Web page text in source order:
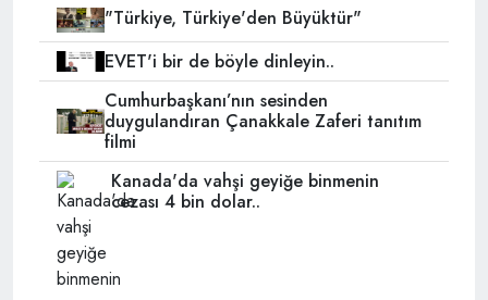
"Türkiye, Türkiye'den Büyüktür"
EVET'i bir de böyle dinleyin..
Cumhurbaşkanı’nın sesinden
duygulandıran Çanakkale Zaferi tanıtım
filmi
Kanada'da vahşi geyiğe binmenin
cezası 4 bin dolar..